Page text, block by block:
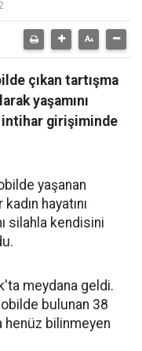
çıkan tartışma
yaşamını
intihar girişiminde
yaşanan
hayatını
silahla kendisini
meydana geldi.
bulunan 38
henüz bilinmeyen